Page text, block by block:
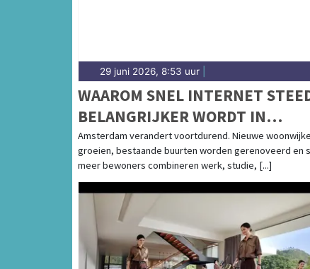
29 juni 2026, 8:53 uur
WAAROM SNEL INTERNET
BELANGRIJKER WORDT IN
AMSTERDAMSE WONINGEN
Amsterdam verandert voortdurend. Nieuwe
groeien, bestaande buurten worden gerenoveerd en
meer bewoners combineren werk, studie, [...]